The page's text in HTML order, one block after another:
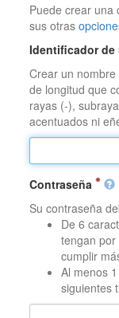
Puede crear una
sus otras
Identificador
Crear un
de longitud que
rayas (-),
acentuados ni
Contraseña
Su contraseña
De 6
tengan
cumplir
Al menos
siguientes